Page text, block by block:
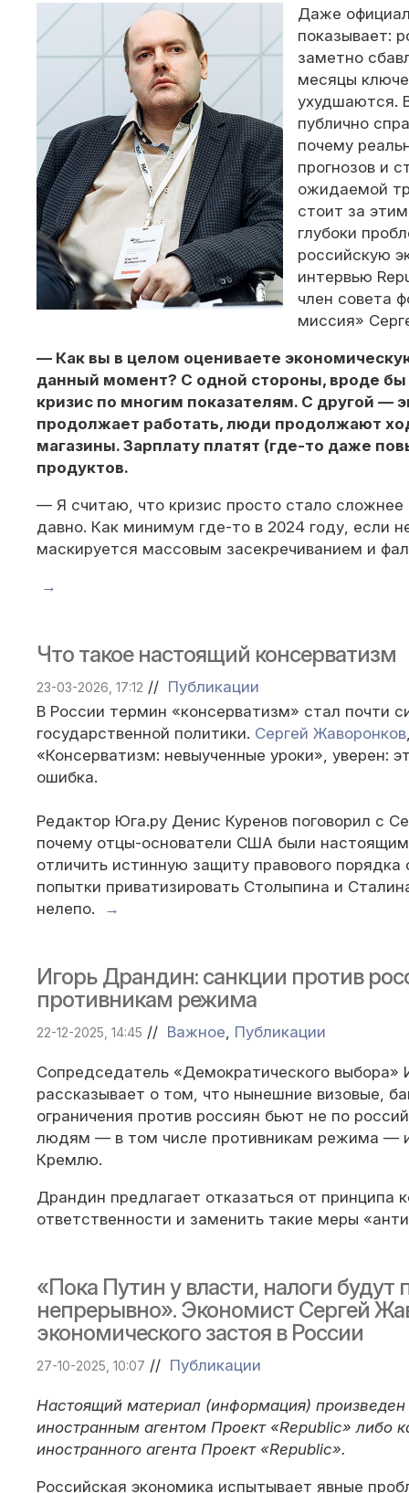
Даже
показывает:
заметно
месяцы
ухудшаются.
публично
почему
прогнозов и
ожидаемой
стоит за
глубоки
российскую
интервью
член совета
миссия»
— Как вы в целом оцениваете
данный момент? С одной стороны, вроде бы
кризис по многим показателям. С другой —
продолжает работать, люди продолжают
магазины. Зарплату платят (где-то даже
продуктов.
— Я считаю, что кризис просто стало сложнее
давно. Как минимум где-то в 2024 году, если
маскируется массовым засекречиванием и
→
Что такое настоящий консерватизм
23-03-2026, 17:12 // Публикации
В России термин «консерватизм» стал почти
государственной политики. Сергей Жаворонков
«Консерватизм: невыученные уроки», уверен:
ошибка.
Редактор Юга.ру Денис Куренов поговорил с
почему отцы-основатели США были
отличить истинную защиту правового
попытки приватизировать Столыпина и
нелепо.
→
Игорь Драндин: санкции против
противникам режима
22-12-2025, 14:45 // Важное Публикации
Сопредседатель «Демократического выбора»
рассказывает о том, что нынешние визовые,
ограничения против россиян бьют не по
людям — в том числе противникам режима —
Кремлю.
Драндин предлагает отказаться от принципа
ответственности и заменить такие меры
«Пока Путин у власти, налоги будут
непрерывно». Экономист Сергей
экономического застоя в России
27-10-2025, 10:07 // Публикации
Настоящий материал (информация)
иностранным агентом Проект «Republic» либо
иностранного агента Проект «Republic».
Российская экономика испытывает явные